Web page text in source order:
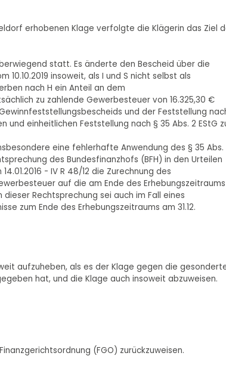
erhobenen Klage verfolgte die Klägerin das Ziel
statt. Es änderte den Bescheid über die
insoweit, als I und S nicht selbst als
nach H ein Anteil an dem
zu zahlende Gewerbesteuer von 16.325,30 €
und der Feststellung
und einheitlichen Feststellung nach § 35 Abs. 2 EStG
eine fehlerhafte Anwendung des § 35 Abs.
des Bundesfinanzhofs (BFH) in den Urteilen
14.01.2016 - IV R 48/12 die Zurechnung des
auf die am Ende des
Rechtsprechung sei auch im Fall eines
zum Ende des Erhebungszeitraums am 31.12.
aufzuheben, als es der Klage gegen die
hat, und die Klage auch insoweit abzuweisen.
(FGO) zurückzuweisen.